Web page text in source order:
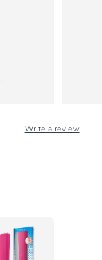
Write a review
送達日期
送達日期
計送達日期